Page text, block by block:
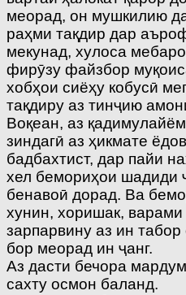
меорад, он мушкилию
раҳми тақдир дар
мекунад, хулоса
фирӯзу файзбор
хобҳои сиёҳу кобусӣ
тақдиру аз тинҷию
Воқеан, аз
зиндагӣ аз ҳикмате
бадбахтист, дар пайи
хел бемориҳои шадиди
бенавоӣ дорад. Ва
хунин, хоришак,
зарпарвину аз ин
бор меорад ин ҷанг.
Аз дасти бечора
сахту осмон баланд.